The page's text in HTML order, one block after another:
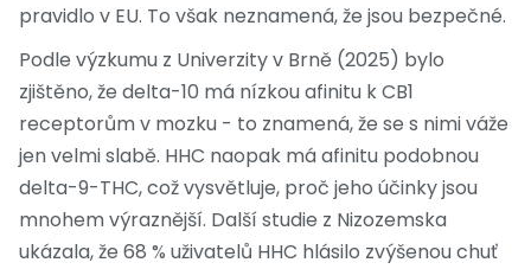
pravidlo v EU. To však neznamená, že jsou bezpečné.
Podle výzkumu z Univerzity v Brně (2025) bylo
zjištěno, že delta-10 má nízkou afinitu k CB1
receptorům v mozku - to znamená, že se s nimi váže
jen velmi slabě. HHC naopak má afinitu podobnou
delta-9-THC, což vysvětluje, proč jeho účinky jsou
mnohem výraznější. Další studie z Nizozemska
ukázala, že 68 % uživatelů HHC hlásilo zvýšenou chuť